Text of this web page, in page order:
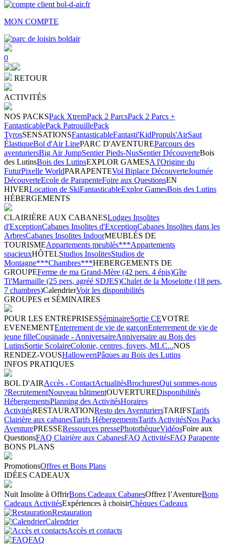
MON COMPTE
0
RETOUR
ACTIVITÉS
NOS PACKSPack XtremPack 2 ParcsPack 2 Parcs +
FantasticablePack PatrouillePack
TyrosSENSATIONSFantasticableFantasti'KidPropuls'AirSaut
ÉlastiqueBol d'Air LinePARC D'AVENTUREParcours des
aventuriersBig Air JumpSentier Pieds-NusSentier DécouverteBois
des LutinsBois des LutinsEXPLOR GAMESA l'Origine du
FuturPixelle WorldPARAPENTEVol Biplace DécouverteJournée
DécouverteEcole de ParapenteFoire aux QuestionsEN
HIVERLocation de SkiFantasticableExplor GamesBois des Lutins
HÉBERGEMENTS
CLAIRIÈRE AUX CABANESLodges Insolites
d'ExceptionCabanes Insolites d'ExceptionCabanes Insolites dans les
ArbresCabanes Insolites IndoorMEUBLÉS DE
TOURISMEAppartements meublés***Appartements
spacieuxHÔTELStudios InsolitesStudios de
Montagne***Chambres***HEBERGEMENTS DE
GROUPEFerme de ma Grand-Mère (42 pers. 4 épis)Gîte
Ti'Marmaille (25 pers, agréé SDJES)Chalet de la Moselotte (18 pers,
7 chambres)CalendrierVoir les disponibilités
GROUPES et SÉMINAIRES
POUR LES ENTREPRISESSéminaireSortie CEVOTRE
EVENEMENTEnterrement de vie de garçonEnterrement de vie de
jeune filleCousinade - AnniversaireAnniversaire au Bois des
LutinsSortie ScolaireColonie, centres, foyers, MLC...NOS
RENDEZ-VOUSHalloweenPâques au Bois des Lutins
INFOS PRATIQUES
BOL D'AIRAccès - ContactActualitésBrochuresQui sommes-nous
?RecrutementNouveau bâtimentOUVERTUREDisponibilités
HébergementsPlanning des ActivitésHoraires
ActivitésRESTAURATIONResto des AventuriersTARIFSTarifs
Clairière aux cabanesTarifs HébergementsTarifs ActivitésNos Packs
AventurePRESSERessources pressePhotothèqueVidéosFoire aux
QuestionsFAQ Clairière aux CabanesFAQ ActivitésFAQ Parapente
BONS PLANS
PromotionsOffres et Bons Plans
IDÉES CADEAUX
Nuit Insolite à OffrirBons Cadeaux CabanesOffrez l’AventureBons
Cadeaux ActivitésExpériences à choisirChèques Cadeaux
Restauration
Calendrier
Accès et contacts
FAQ